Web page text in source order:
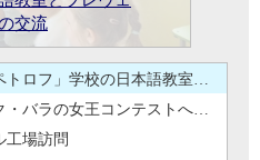
交流
トへの出席
本語授業見学
アカデミー訪問
面談
るルセ市訪問
フ市長代行との面談
の開催
工場訪問